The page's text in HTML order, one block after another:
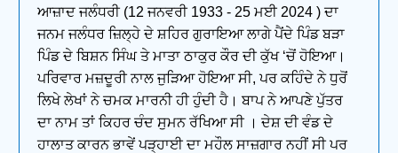
ਆਜ਼ਾਦ ਜਲੰਧਰੀ (12 ਜਨਵਰੀ 1933 - 25 ਮਈ 2024 ) ਦਾ
ਜਨਮ ਜਲੰਧਰ ਜ਼ਿਲ੍ਹੇ ਦੇ ਸ਼ਹਿਰ ਗੁਰਾਇਆ ਲਾਗੇ ਪੈਂਦੇ ਪਿੰਡ ਬੜਾ
ਪਿੰਡ ਦੇ ਬਿਸ਼ਨ ਸਿੰਘ ਤੇ ਮਾਤਾ ਠਾਕੁਰ ਕੌਰ ਦੀ ਕੁੱਖ ‘ਚੋਂ ਹੋਇਆ।
ਪਰਿਵਾਰ ਮਜ਼ਦੂਰੀ ਨਾਲ ਜੁੜਿਆ ਹੋਇਆ ਸੀ, ਪਰ ਕਹਿੰਦੇ ਨੇ ਧੁਰੋਂ
ਲਿਖੇ ਲੇਖਾਂ ਨੇ ਚਮਕ ਮਾਰਨੀ ਹੀ ਹੁੰਦੀ ਹੈ। ਬਾਪ ਨੇ ਆਪਣੇ ਪੁੱਤਰ
ਦਾ ਨਾਮ ਤਾਂ ਕਿਹਰ ਚੰਦ ਸੁਮਨ ਰੱਖਿਆ ਸੀ । ਦੇਸ਼ ਦੀ ਵੰਡ ਦੇ
ਹਾਲਾਤ ਕਾਰਨ ਭਾਵੇਂ ਪੜ੍ਹਾਈ ਦਾ ਮਹੌਲ ਸਾਜ਼ਗਾਰ ਨਹੀਂ ਸੀ ਪਰ